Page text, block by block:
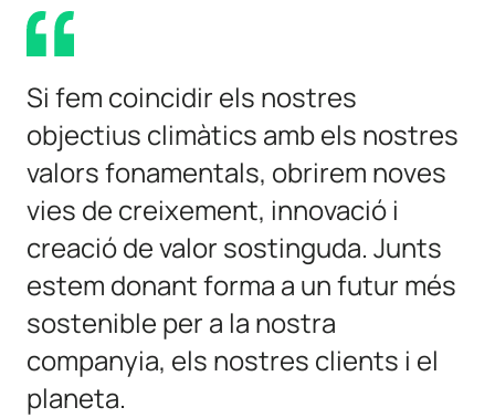
Si fem coincidir els nostres
objectius climàtics amb els nostres
valors fonamentals, obrirem noves
vies de creixement, innovació i
creació de valor sostinguda. Junts
estem donant forma a un futur més
sostenible per a la nostra
companyia, els nostres clients i el
planeta.